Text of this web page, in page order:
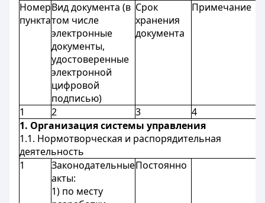
Номер
пункта
Вид документа (в
том числе
электронные
документы,
удостоверенные
электронной
цифровой
подписью)
Срок
хранения
документа
Примечание
1 2 3
4
1. Организация системы управления
1.1. Нормотворческая и распорядительная
деятельность
1
Законодательные
акты:
1) по месту
Постоянно